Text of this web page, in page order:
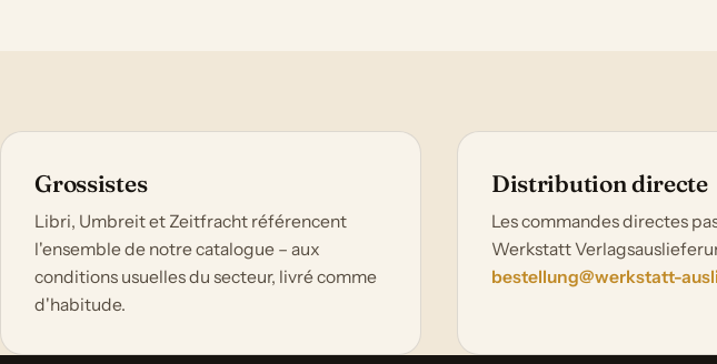
Grossistes
Libri, Umbreit et Zeitfracht référencent
l'ensemble de notre catalogue – aux
conditions usuelles du secteur, livré comme
d'habitude.
Distribution directe
Les commandes directes
Werkstatt
bestellung@werkstatt-